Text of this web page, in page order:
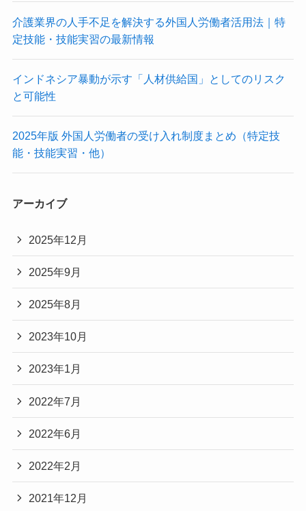
介護業界の人手不足を解決する外国人労働者活用法｜特
定技能・技能実習の最新情報
インドネシア暴動が示す「人材供給国」としてのリスク
と可能性
2025年版 外国人労働者の受け入れ制度まとめ（特定技
能・技能実習・他）
アーカイブ
2025年12月
2025年9月
2025年8月
2023年10月
2023年1月
2022年7月
2022年6月
2022年2月
2021年12月